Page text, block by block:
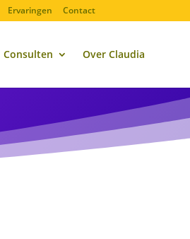
Ervaringen Contact
Consulten Over Claudia